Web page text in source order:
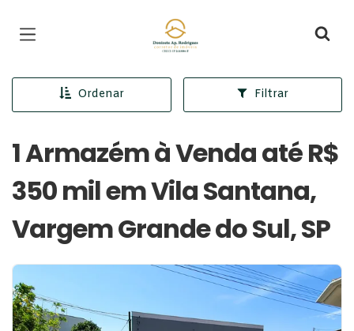
Página inicial
Ordenar Filtrar
1 Armazém à Venda até R$
350 mil em Vila Santana,
Vargem Grande do Sul, SP